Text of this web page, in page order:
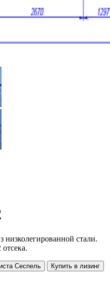
низколегированной стали.
Сеспель
Купить в лизинг